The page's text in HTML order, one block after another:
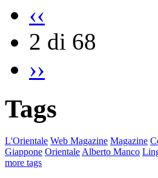
‹‹
2 di 68
››
Tags
L'Orientale Web Magazine Magazine
Giappone Orientale Alberto Manco
more tags